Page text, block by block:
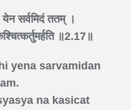
येन सर्वमिदं ततम् ।
॥2.17॥
yena sarvamidan
na kasicat